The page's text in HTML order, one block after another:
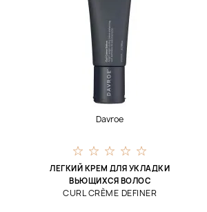
Davroe
ЛЕГКИЙ КРЕМ ДЛЯ УКЛАДКИ
ВЬЮЩИХСЯ ВОЛОС
CURL CRÈME DEFINER